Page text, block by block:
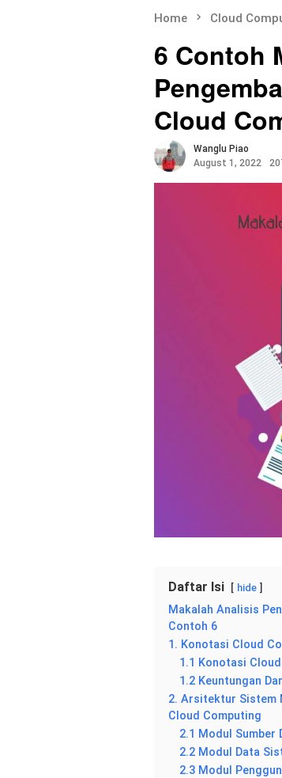
Home Cloud
6 Contoh
Cloud
Wanglu Piao
August 1, 2022
Daftar Isi hide
Makalah Analisis
Contoh 6
1. Konotasi Cloud
1.1 Konotasi
1.2 Keuntungan
2. Arsitektur Sistem
Cloud Computing
2.1 Modul Sumber
2.2 Modul Data
2.3 Modul